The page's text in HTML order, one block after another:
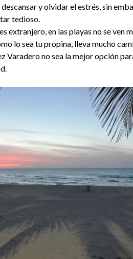
y olvidar el estrés, sin
tedioso.
extranjero, en las playas no se ven
lo sea tu propina, lleva mucho
Varadero no sea la mejor opción